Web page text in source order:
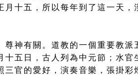
月十五，所以每年到了這一天
尊神有關。道教的一個重要教
十五日，古人列為中元節；水
三官的愛好，演奏音樂，張掛